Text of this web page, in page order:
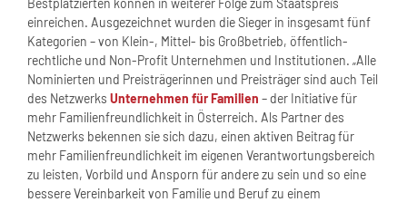
Bestplatzierten können in weiterer Folge zum Staatspreis
einreichen. Ausgezeichnet wurden die Sieger in insgesamt fünf
Kategorien – von Klein-, Mittel- bis Großbetrieb, öffentlich-
rechtliche und Non-Profit Unternehmen und Institutionen. „Alle
Nominierten und Preisträgerinnen und Preisträger sind auch Teil
des Netzwerks Unternehmen für Familien – der Initiative für
mehr Familienfreundlichkeit in Österreich. Als Partner des
Netzwerks bekennen sie sich dazu, einen aktiven Beitrag für
mehr Familienfreundlichkeit im eigenen Verantwortungsbereich
zu leisten, Vorbild und Ansporn für andere zu sein und so eine
bessere Vereinbarkeit von Familie und Beruf zu einem